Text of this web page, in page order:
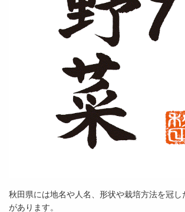
秋田県には地名や人名、形状や栽培方法を冠し
があります。